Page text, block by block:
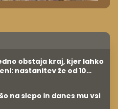
obstaja kraj, kjer lahko
nastanitev že od 10
na slepo in danes mu vsi